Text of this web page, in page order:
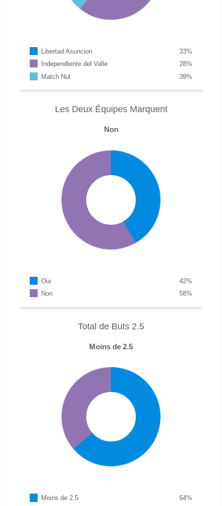
Libertad Asuncion %
33
Independiente del Valle
%
28
Match Nul
%
39
Les Deux Équipes Marquent
Non
Oui %
42
Non
%
58
Total de Buts 2.5
Moins de 2.5
Moins de 2.5 %
64